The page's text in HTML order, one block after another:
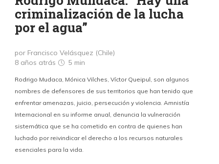
criminalización de la lucha
por el agua”
por Francisco Velásquez (Chile)
8 años atrás
5 min
Rodrigo Mudaca, Mónica Vilches, Víctor Queipul, son algunos
nombres de defensores de sus territorios que han tenido que
enfrentar amenazas, juicio, persecución y violencia. Amnistía
Internacional en su informe anual, denuncia la vulneración
sistemática que se ha cometido en contra de quienes han
luchado por reivindicar el derecho a los recursos naturales
esenciales para la vida.